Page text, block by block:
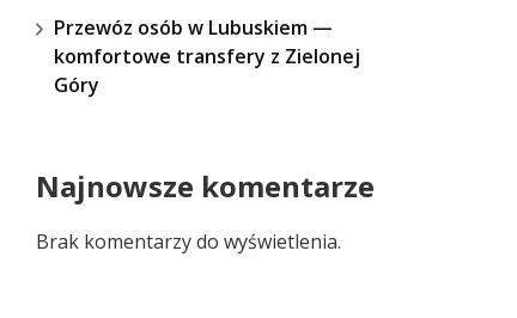
Przewóz osób w Lubuskiem —
komfortowe transfery z Zielonej
Góry
Najnowsze komentarze
Brak komentarzy do wyświetlenia.